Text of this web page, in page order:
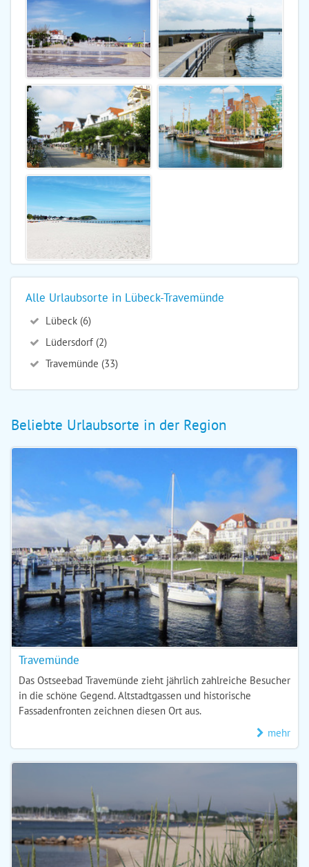
Alle Urlaubsorte in Lübeck-Travemünde
Lübeck (6)
Lüdersdorf (2)
Travemünde (33)
Beliebte Urlaubsorte in der Region
Travemünde
Das Ostseebad Travemünde zieht jährlich zahlreiche Besucher
in die schöne Gegend. Altstadtgassen und historische
Fassadenfronten zeichnen diesen Ort aus.
mehr